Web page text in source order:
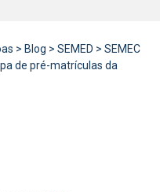
> Blog > SEMED > SEMEC
de pré-matrículas da